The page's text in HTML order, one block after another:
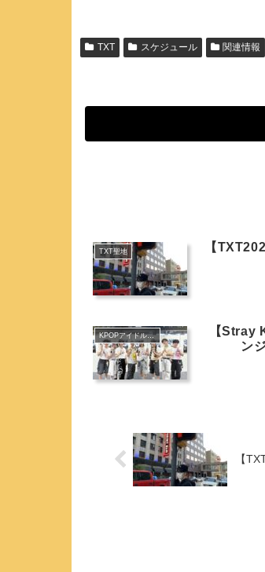
TXT スケジュール 関連情報
TXT聖地
【
KPOPアイドル聖地
【Stray
ン
【